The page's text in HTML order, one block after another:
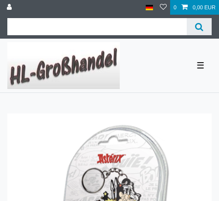
0 0,00 EUR
☰